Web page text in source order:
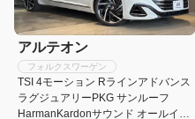
アルテオン
フォルクスワーゲン
TSI 4モーション Rラインアドバンス
ラグジュアリーPKG サンルーフ
HarmanKardonサウンド オールイン